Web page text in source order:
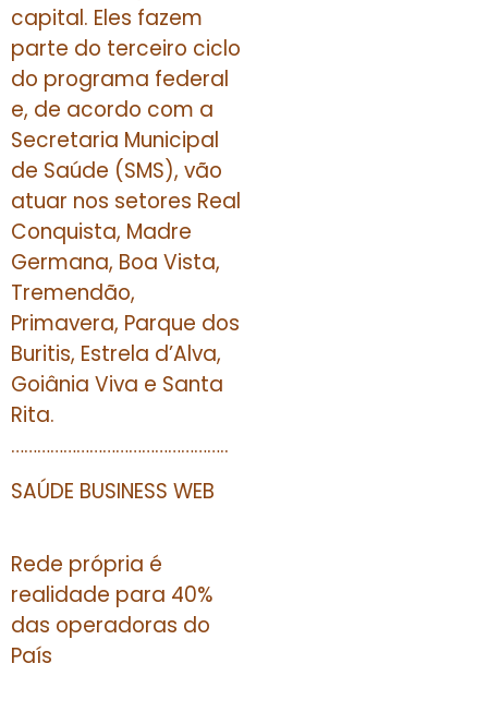
capital. Eles fazem
parte do terceiro ciclo
do programa federal
e, de acordo com a
Secretaria Municipal
de Saúde (SMS), vão
atuar nos setores Real
Conquista, Madre
Germana, Boa Vista,
Tremendão,
Primavera, Parque dos
Buritis, Estrela d’Alva,
Goiânia Viva e Santa
Rita.
…………………………………………..
SAÚDE BUSINESS WEB
Rede própria é
realidade para 40%
das operadoras do
País